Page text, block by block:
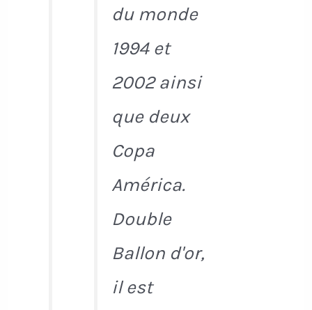
du monde
1994 et
2002 ainsi
que deux
Copa
América.
Double
Ballon d'or,
il est